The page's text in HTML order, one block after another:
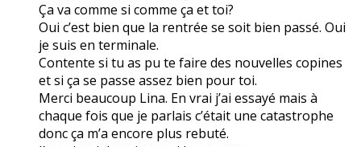
Ça va comme si comme ça et toi?
Oui c’est bien que la rentrée se soit bien passé. Oui
je suis en terminale.
Contente si tu as pu te faire des nouvelles copines
et si ça se passe assez bien pour toi.
Merci beaucoup Lina. En vrai j’ai essayé mais à
chaque fois que je parlais c’était une catastrophe
donc ça m’a encore plus rebuté.